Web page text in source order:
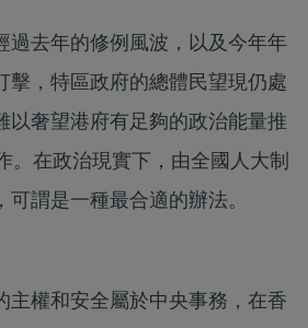
過去年的修例風波，以及今年年
擊，特區政府的總體民望現仍處
以奢望港府有足夠的政治能量推
。在政治現實下，由全國人大制
謂是一種最合適的辦法。
主權和安全屬於中央事務，在香